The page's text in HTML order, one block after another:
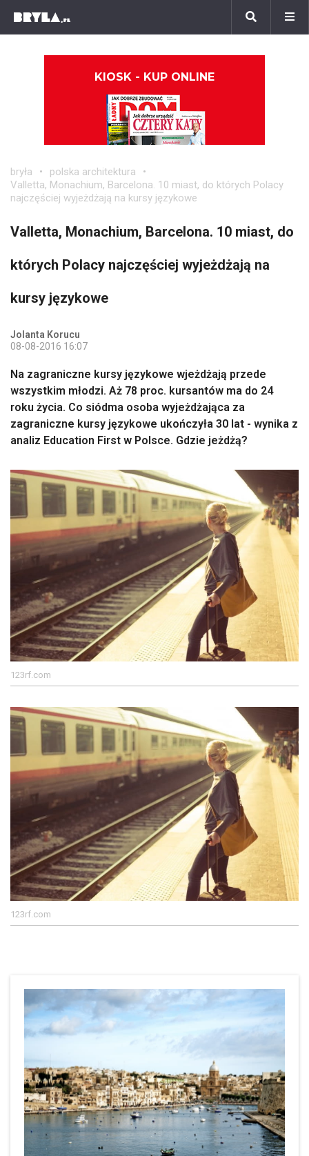
KIOSK - KUP ONLINE
bryła
polska architektura
Valletta, Monachium, Barcelona. 10 miast, do których Polacy
najczęściej wyjeżdżają na kursy językowe
Valletta, Monachium, Barcelona. 10 miast, do
których Polacy najczęściej wyjeżdżają na
kursy językowe
Jolanta Korucu
08-08-2016 16:07
Na zagraniczne kursy językowe wjeżdżają przede
wszystkim młodzi. Aż 78 proc. kursantów ma do 24
roku życia. Co siódma osoba wyjeżdżająca za
zagraniczne kursy językowe ukończyła 30 lat - wynika z
analiz Education First w Polsce. Gdzie jeżdżą?
123rf.com
123rf.com